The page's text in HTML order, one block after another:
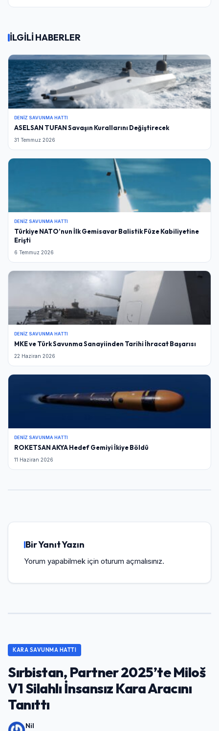
İLGİLİ HABERLER
DENIZ SAVUNMA HATTI
ASELSAN TUFAN Savaşın Kurallarını Değiştirecek
31 Temmuz 2026
DENIZ SAVUNMA HATTI
Türkiye NATO’nun İlk Gemisavar Balistik Füze Kabiliyetine
Erişti
6 Temmuz 2026
DENIZ SAVUNMA HATTI
MKE ve Türk Savunma Sanayiinden Tarihi İhracat Başarısı
22 Haziran 2026
DENIZ SAVUNMA HATTI
ROKETSAN AKYA Hedef Gemiyi İkiye Böldü
11 Haziran 2026
Bir Yanıt Yazın
Yorum yapabilmek için oturum açmalısınız.
KARA SAVUNMA HATTI
Sırbistan, Partner 2025’te Miloš
V1 Silahlı İnsansız Kara Aracını
Tanıttı
Nil
Şifre
Giriş Yap